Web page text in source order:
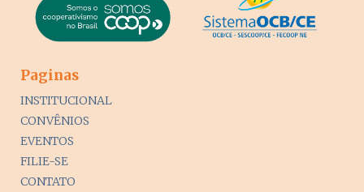
Paginas
INSTITUCIONAL
CONVÊNIOS
EVENTOS
FILIE-SE
CONTATO